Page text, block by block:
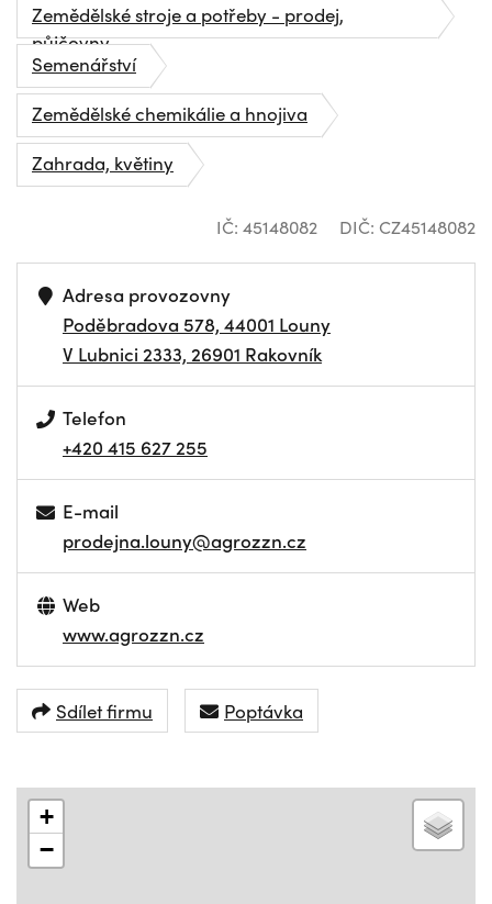
Zemědělské stroje a potřeby - prodej,
půjčovny
Semenářství
Zemědělské chemikálie a hnojiva
Zahrada, květiny
IČ: 45148082 DIČ: CZ45148082
Adresa provozovny
Poděbradova 578, 44001 Louny
V Lubnici 2333, 26901 Rakovník
Telefon
+420 415 627 255
E-mail
prodejna.louny@agrozzn.cz
Web
www.agrozzn.cz
Sdílet firmu Poptávka
+
−